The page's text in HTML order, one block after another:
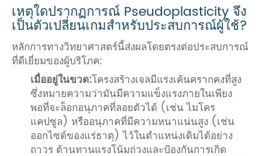
เหตุใดปรากฏการณ์ Pseudoplasticity จึง
เป็นตัวเปลี่ยนเกมสำหรับประสบการณ์ผู้ใช้?
หลักการทางวิทยาศาสตร์นี้ส่งผลโดยตรงต่อประสบการณ์
ที่ดีเยี่ยมของผู้บริโภค:
เมื่ออยู่ในขวด:โครงสร้างเจลมีแรงเค้นครากคงที่สูง
ซึ่งหมายความว่ามันมีความแข็งแรงภายในเพียง
พอที่จะล็อกอนุภาคที่ลอยตัวได้ (เช่น ไมโคร
แคปซูล) หรืออนุภาคที่มีความหนาแน่นสูง (เช่น
ออกไซด์ของแร่ธาตุ) ไว้ในตำแหน่งเดิมได้อย่าง
ถาวร ต้านทานแรงโน้มถ่วงและป้องกันการเกิด